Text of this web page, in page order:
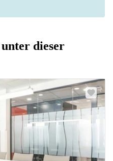
dieser